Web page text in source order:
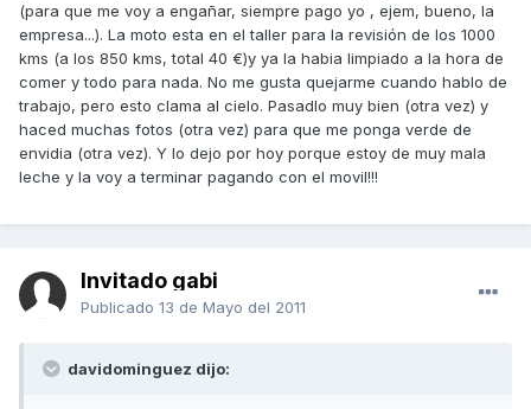
(para que me voy a engañar, siempre pago yo , ejem, bueno, la
empresa...). La moto esta en el taller para la revisión de los 1000
kms (a los 850 kms, total 40 €)y ya la habia limpiado a la hora de
comer y todo para nada. No me gusta quejarme cuando hablo de
trabajo, pero esto clama al cielo. Pasadlo muy bien (otra vez) y
haced muchas fotos (otra vez) para que me ponga verde de
envidia (otra vez). Y lo dejo por hoy porque estoy de muy mala
leche y la voy a terminar pagando con el movil!!!
Invitado gabi
Publicado 13 de Mayo del 2011
davidominguez dijo: